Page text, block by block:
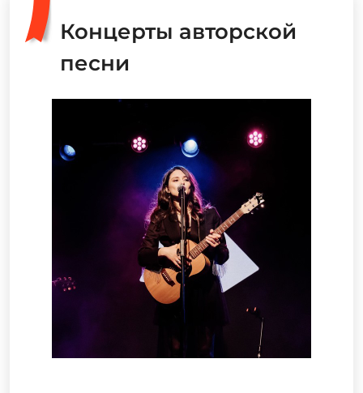
Концерты авторской
песни